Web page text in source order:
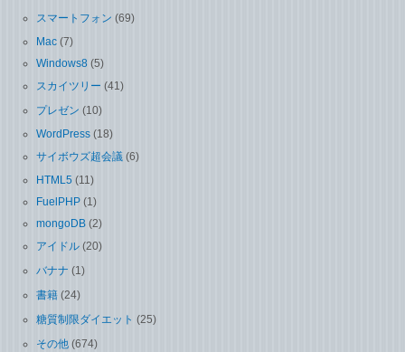
スマートフォン (69)
Mac (7)
Windows8 (5)
スカイツリー (41)
プレゼン (10)
WordPress (18)
サイボウズ超会議 (6)
HTML5 (11)
FuelPHP (1)
mongoDB (2)
アイドル (20)
バナナ (1)
書籍 (24)
糖質制限ダイエット (25)
その他 (674)